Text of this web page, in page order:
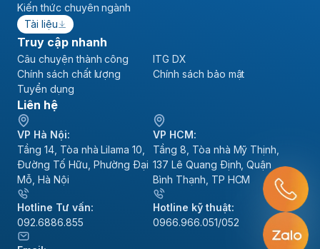
Kiến thức chuyên ngành
Tài liệu
Truy cập nhanh
Câu chuyện thành công
ITG DX
Chính sách chất lượng
Chính sách bảo mật
Tuyển dụng
Liên hệ
VP Hà Nội:
Tầng 14, Tòa nhà Lilama 10,
Đường Tố Hữu, Phường Đại
Mỗ, Hà Nội
VP HCM:
Tầng 8, Tòa nhà Mỹ Thịnh,
137 Lê Quang Định, Quận
Bình Thạnh, TP HCM
Hotline Tư vấn:
092.6886.855
Hotline kỹ thuật:
0966.966.051/052